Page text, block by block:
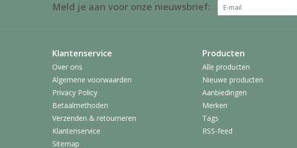
Meld je aan voor onze nieuwsbrief:
Klantenservice
Over ons
Algemene voorwaarden
Privacy Policy
Betaalmethoden
Verzenden & retourneren
Klantenservice
Sitemap
Producten
Alle producten
Nieuwe producten
Aanbiedingen
Merken
Tags
RSS-feed